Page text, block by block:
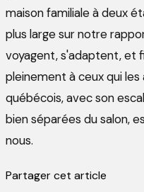
maison familiale à deux
plus large sur notre
voyagent, s'adaptent, et
pleinement à ceux qui
québécois, avec son
bien séparées du salon,
nous.
Partager cet article